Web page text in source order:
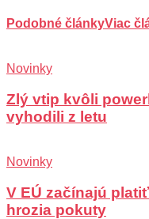
Podobné článkyViac
Novinky
Zlý vtip kvôli
vyhodili z letu
Novinky
V EÚ začínajú
hrozia pokuty